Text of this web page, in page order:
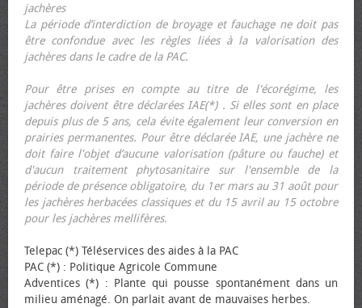
jachères
La période d’interdiction de broyage et fauchage ne doit pas
être confondue avec les règles liées à la valorisation des
jachères dans le cadre de la PAC.
Pour être prises en compte au titre de l'écorégime, les
jachères doivent être déclarées IAE(*) . Si elles sont en place
depuis plus de 5 ans, cela évite également leur conversion en
prairies permanentes. Pour être déclarée IAE, une jachère ne
doit faire l'objet d’aucune valorisation (pâture ou fauche) et
d'aucun traitement phytosanitaire sur l'ensemble de la
période de présence obligatoire, du 1er mars au 31 août pour
les jachères herbacées classiques et du 15 avril au 15 octobre
pour les jachères mellifères.
Telepac (*) Téléservices des aides à la PAC
PAC (*) : Politique Agricole Commune
Adventices (*) : Plante qui pousse spontanément dans un
milieu aménagé. On parlait avant de mauvaises herbes.